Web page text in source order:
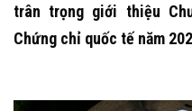
trân trọng giới thiệu
Chứng chỉ quốc tế năm